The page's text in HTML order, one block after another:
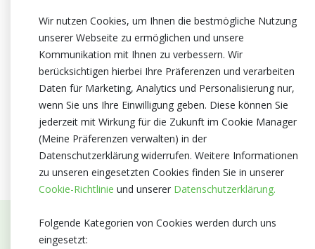
Abonnieren Sie unseren Newsletter
Wir nutzen Cookies, um Ihnen die bestmögliche Nutzung
unserer Webseite zu ermöglichen und unsere
Kommunikation mit Ihnen zu verbessern. Wir
berücksichtigen hierbei Ihre Präferenzen und verarbeiten
Daten für Marketing, Analytics und Personalisierung nur,
wenn Sie uns Ihre Einwilligung geben. Diese können Sie
jederzeit mit Wirkung für die Zukunft im Cookie Manager
(Meine Präferenzen verwalten) in der
Datenschutzerklärung widerrufen. Weitere Informationen
zu unseren eingesetzten Cookies finden Sie in unserer
Cookie-Richtlinie und unserer Datenschutzerklärung.
Folgende Kategorien von Cookies werden durch uns
eingesetzt: